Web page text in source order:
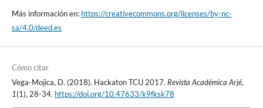
Más información en: https://creativecommons.org/licenses/by-nc-
sa/4.0/deed.es
Cómo citar
Vega-Mojica, D. (2018). Hackaton TCU 2017. Revista Académica Arjé,
1(1), 28-34. https://doi.org/10.47633/k9fksk78